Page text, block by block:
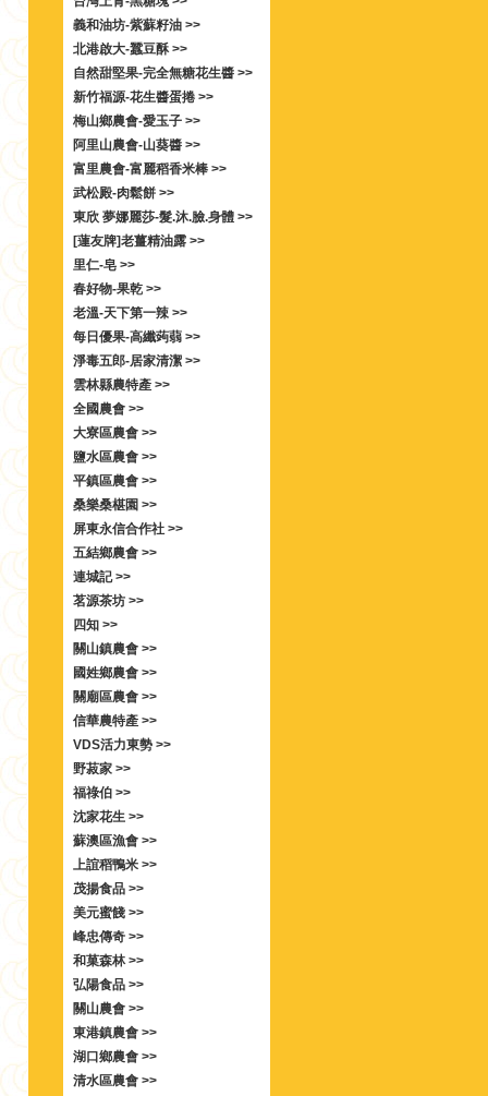
義和油坊-紫蘇籽油 >>
北港啟大-蠶豆酥 >>
自然甜堅果-完全無糖花生醬 >>
新竹福源-花生醬蛋捲 >>
梅山鄉農會-愛玉子 >>
阿里山農會-山葵醬 >>
富里農會-富麗稻香米棒 >>
武松殿-肉鬆餅 >>
東欣 夢娜麗莎-髮.沐.臉.身體 >>
[蓮友牌]老薑精油露 >>
里仁-皂 >>
春好物-果乾 >>
老溫-天下第一辣 >>
每日優果-高纖蒟蒻 >>
淨毒五郎-居家清潔 >>
雲林縣農特產 >>
全國農會 >>
大寮區農會 >>
鹽水區農會 >>
平鎮區農會 >>
桑樂桑椹園 >>
屏東永信合作社 >>
五結鄉農會 >>
連城記 >>
茗源茶坊 >>
四知 >>
關山鎮農會 >>
國姓鄉農會 >>
關廟區農會 >>
信華農特產 >>
VDS活力東勢 >>
野菽家 >>
福祿伯 >>
沈家花生 >>
蘇澳區漁會 >>
上誼稻鴨米 >>
茂揚食品 >>
美元蜜餞 >>
峰忠傳奇 >>
和菓森林 >>
弘陽食品 >>
關山農會 >>
東港鎮農會 >>
湖口鄉農會 >>
清水區農會 >>